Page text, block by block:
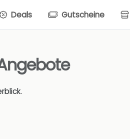
Deals Gutscheine